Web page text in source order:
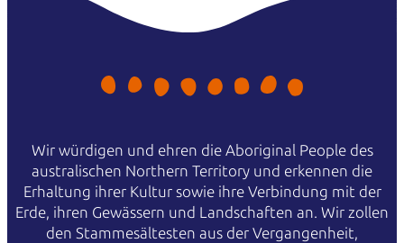
Wir würdigen und ehren die Aboriginal People des
australischen Northern Territory und erkennen die
Erhaltung ihrer Kultur sowie ihre Verbindung mit der
Erde, ihren Gewässern und Landschaften an. Wir zollen
den Stammesältesten aus der Vergangenheit,